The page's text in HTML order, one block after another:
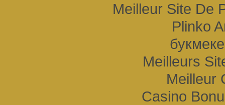
Meilleur Site De
Plinko
Meilleurs
Meilleur
Casino